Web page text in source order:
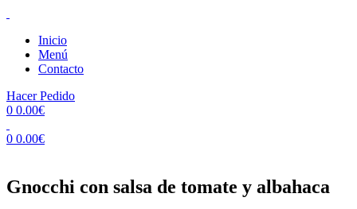
Inicio
Menú
Contacto
Hacer Pedido
0 0.00€
0 0.00€
Gnocchi con salsa de tomate y albahaca